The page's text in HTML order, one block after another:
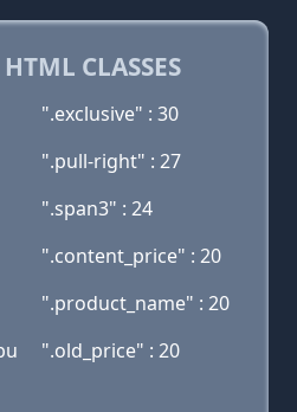
CLASSES
".exclusive" : 30
".pull-right" : 27
".span3" : 24
".content_price" : 20
".product_name" : 20
".old_price" : 20